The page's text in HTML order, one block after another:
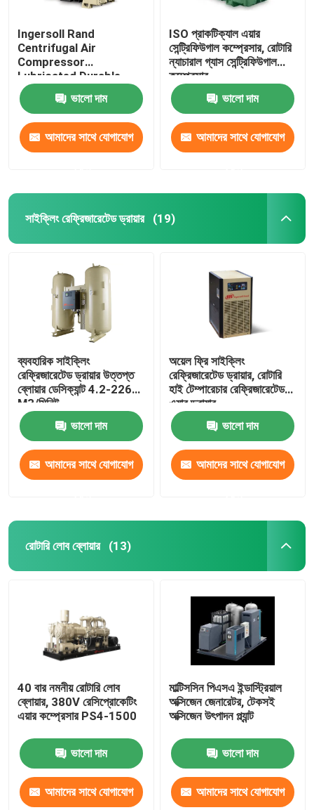
Ingersoll Rand
Centrifugal Air
Compressor
Lubricated Durable
380V
ভালো দাম
আমাদের সাথে যোগাযোগ
ISO প্রাকটিক্যাল এয়ার
সেন্ট্রিফিউগাল কম্প্রেসার, রোটারি
ন্যাচারাল গ্যাস সেন্ট্রিফিউগাল
কম্প্রেসার
ভালো দাম
আমাদের সাথে যোগাযোগ
সাইক্লিং রেফ্রিজারেটেড ড্রায়ার (19)
ব্যবহারিক সাইক্লিং
রেফ্রিজারেটেড ড্রায়ার উত্তপ্ত
ব্লোয়ার ডেসিক্যান্ট 4.2-226
M3/মিনিট
ভালো দাম
আমাদের সাথে যোগাযোগ
অয়েল ফ্রি সাইক্লিং
রেফ্রিজারেটেড ড্রায়ার, রোটারি
হাই টেম্পারেচার রেফ্রিজারেটেড
এয়ার ড্রায়ার
ভালো দাম
আমাদের সাথে যোগাযোগ
রোটারি লোব ব্লোয়ার (13)
40 বার নমনীয় রোটারি লোব
ব্লোয়ার, 380V রেসিপ্রোকেটিং
এয়ার কম্প্রেসার PS4-1500
ভালো দাম
আমাদের সাথে যোগাযোগ
মাল্টিসসিন পিএসএ ইন্ডাস্ট্রিয়াল
অক্সিজেন জেনারেটর, টেকসই
অক্সিজেন উৎপাদন প্ল্যান্ট
ভালো দাম
আমাদের সাথে যোগাযোগ